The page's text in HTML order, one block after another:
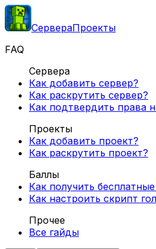
СервераПроекты
FAQ
Сервера
Как добавить сервер?
Как раскрутить сервер?
Как подтвердить права
Проекты
Как добавить проект?
Как раскрутить проект?
Баллы
Как получить
Как настроить скрипт
Прочее
Все гайды